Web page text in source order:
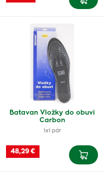
Batavan Vložky do obuvi
Carbon
1x1 pár
48,29 €